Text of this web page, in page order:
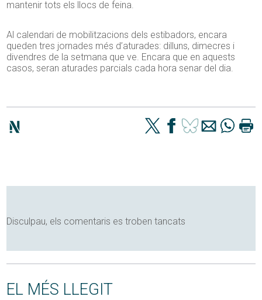
mantenir tots els llocs de feina.
Al calendari de mobilitzacions dels estibadors, encara
queden tres jornades més d’aturades: dilluns, dimecres i
divendres de la setmana que ve. Encara que en aquests
casos, seran aturades parcials cada hora senar del dia.
Disculpau, els comentaris es troben tancats
EL MÉS LLEGIT